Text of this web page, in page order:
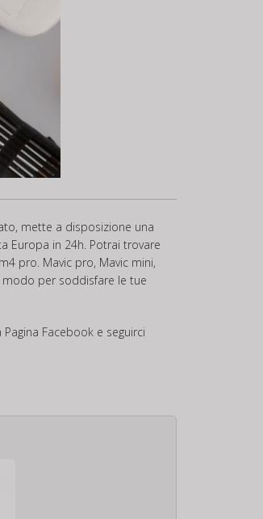
mette a disposizione una
Europa in 24h. Potrai trovare
pro. Mavic pro, Mavic mini,
modo per soddisfare le tue
Facebook e seguirci